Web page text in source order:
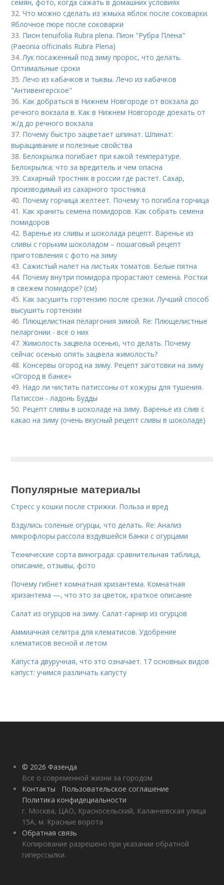
семян, фото, когда сажать в домашних условиях
32.Что можно сделать из жмыха яблок после соковарки.
Яблочное пюре после соковарки
33. Пион tenuifolia Rubra plena. Пион "Рубра Плена"
(Paeonia officinalis Rubra Plena)
34.Лук посаженный под зиму пророс, что делать.
Оптимальные сроки
35.Лечо из кабачков и тыквы. Лечо из кабачков
"Антивенгерское"
36. Как добраться в Нижнем Новгороде от вокзала до
речного вокзала в. Как в Нижнем Новгороде доехать от
ж/д до речного вокзала
37. Почему быстро зацветает шпинат. Шпинат:
выращивание и полезные свойства
38. Белокрылка погибает при какой температуре.
Белокрылка: что за вредитель и чем опасна
39.Сахарный тростник в россии где растет. Сахар,
производимый из сахарного тростника
40. Почему горчица желтеет. Почему то погибла горчица
41. Как хранить семена помидоров. Как собрать семена
помидоров
42. Варенье из сливы и шоколада рецепт. Варенье из
сливы с горьким шоколадом – пошаговый рецепт
приготовления с фото на зиму
43.Сажистый налет на листьях томатов. Белые пятна
44. Почему внутри помидора прорастают семена. Ростки
в свежем помидоре? (см)
45. Как засушить гортензию после срезки. Лучший способ
высушить гортензии
46. Плющелистная пеларгония зимой. Re: Плющелистные
пеларгонии - всё о них
47.Жимолость зацвела осенью, что делать. Почему
сейчас осенью опять зацвела жимолость?
48. Консервы огород на зиму. Рецепт заготовки на зиму
«Огород в банке»
49. Надо ли чистить патиссоны от кожуры для тушения.
Патиссон - ладонь Будды
50. Рецепт сливы в шоколаде на зиму. Варенье из слив с
какао на зиму (очень вкусный рецепт сливы в шоколаде)
Популярные материалы
Стресс у кошки после стрижки. Польза и вред
Вздулись соленые огурцы, что делать. Re: Анализ
микрофлоры рассола вздувшейся банки с огурцами
Технические сорта винограда: сравнительная таблица,
описание, отзывы, фото
Почему гибнет комнатная хризантема. Комнатная
хризантема —, что это за цветок, краткое описание
Салат из огурцов на зиму. Салат-гарнир из огурцов
Аммиачная селитра для клематисов. Удобрение
клематисов весной и летом
Капуста двуручная, что это означает. 17 основных видов
капуст: учимся различать капусту
© 2026 Фазенда
Все о современной жизни за городом
Контакты
Пользовательское соглашение
Политика конфидециальности
г. Москва, ЦАО, Красносельский, Каланчевская улица
15А, м. Красные ворота
Обратная связь
Копирование разрешено при указании обратной
гиперссылки.